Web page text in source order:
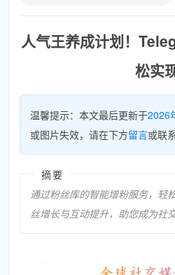
人气王养成计划！
松实
温馨提示：本文最后更新于2026
或图片失效，请在下方留言或联
摘要
通过粉丝库的智能增粉服务，轻
丝增长与互动提升，助您成为社